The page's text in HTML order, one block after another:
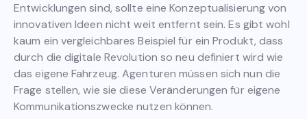
Entwicklungen sind, sollte eine Konzeptualisierung von
innovativen Ideen nicht weit entfernt sein. Es gibt wohl
kaum ein vergleichbares Beispiel für ein Produkt, dass
durch die digitale Revolution so neu definiert wird wie
das eigene Fahrzeug. Agenturen müssen sich nun die
Frage stellen, wie sie diese Veränderungen für eigene
Kommunikationszwecke nutzen können.